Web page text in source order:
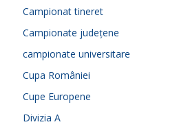
Campionat tineret
Campionate județene
campionate universitare
Cupa României
Cupe Europene
Divizia A